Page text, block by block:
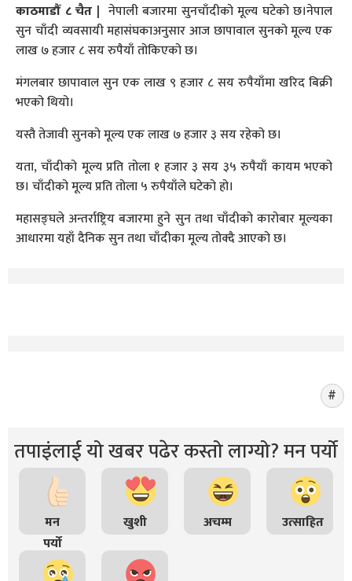
संवाद
काठमाडौँ ८ चैत | नेपाली बजारमा सुनचाँदीको मूल्य घटेको छ।नेपाल
सुन चाँदी व्यवसायी महासंघकाअनुसार आज छापावाल सुनको मूल्य एक
लाख ७ हजार ८ सय रुपैयाँ तोकिएको छ।
मंगलबार छापावाल सुन एक लाख ९ हजार ८ सय रुपैयाँमा खरिद बिक्री
भएको थियो।
यस्तै तेजावी सुनको मूल्य एक लाख ७ हजार ३ सय रहेको छ।
यता, चाँदीको मूल्य प्रति तोला १ हजार ३ सय ३५ रुपैयाँ कायम भएको
छ। चाँदीको मूल्य प्रति तोला ५ रुपैयाँले घटेको हो।
महासङ्घले अन्तर्राष्ट्रिय बजारमा हुने सुन तथा चाँदीको कारोबार मूल्यका
आधारमा यहाँ दैनिक सुन तथा चाँदीका मूल्य तोक्दै आएको छ।
तपाइंलाई यो खबर पढेर कस्तो लाग्यो? मन पर्यो
मन
पर्यो
खुशी अचम्म उत्साहित